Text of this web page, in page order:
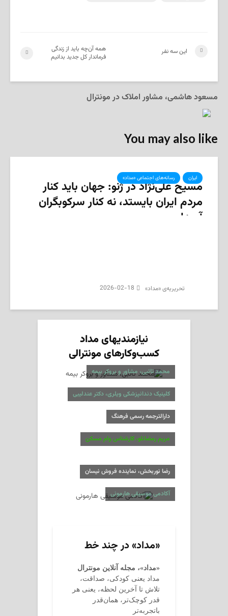
همه آن‌چه باید از زندگی
فرماندار کل جدید بدانیم
این سه نفر
مسعود هاشمی، مشاور املاک در مونترال
You may also like
ایران رسانه‌های اجتماعی «مداد»
مسیح علی‌نژاد در ژنو: جهان باید کنار
مردم ایران بایستد، نه کنار سرکوبگران
آن‌ها
تحریریه‌ی «مداد» 2026-02-18
نیازمندیهای مداد
کسب‌وکارهای مونترالی
محمد تائبی، مشاور و بروکر بیمه
کلینیک دندانپزشکی ویلری، دکتر عندلیبی
دارالترجمه رسمی فرهنگ
مریم رمضانلو، کارشناس وام مسکن
رضا نوربخش، نماینده فروش نیسان
آکادمی موسیقی هارمونی
«مداد» در چند خط
«مداد»، مجله آنلاین مونترال
مداد یعنی کودکی، صداقت،
تلاش تا آخرین لحظه، یعنی هر
قدر کوچک‌تر، همان‌قدر
باتجربه‌تر